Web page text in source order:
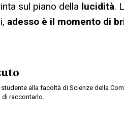
sul piano della lucidità.
adesso è il momento di
alla facoltà di Scienze della
di raccontarlo.